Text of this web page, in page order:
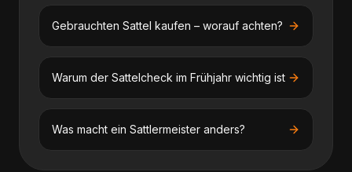
Gebrauchten Sattel kaufen – worauf achten?
Warum der Sattelcheck im Frühjahr wichtig ist
Was macht ein Sattlermeister anders?